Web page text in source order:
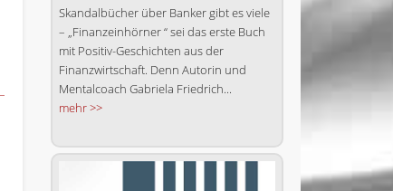
Skandalbücher über Banker gibt es viele
– „Finanzeinhörner “ sei das erste Buch
mit Positiv-Geschichten aus der
Finanzwirtschaft. Denn Autorin und
Mentalcoach Gabriela Friedrich...
mehr >>